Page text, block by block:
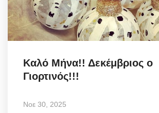
Καλό Μήνα!! Δεκέμβριος ο
Γιορτινός!!!
Νοε 30, 2025